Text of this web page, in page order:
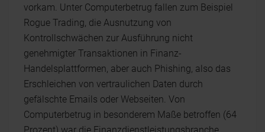
vorkam. Unter Computerbetrug fallen zum Beispiel
Rogue Trading, die Ausnutzung von
Kontrollschwächen zur Ausführung nicht
genehmigter Transaktionen in Finanz-
Handelsplattformen, aber auch Phishing, also das
Erschleichen von vertraulichen Daten durch
gefälschte Emails oder Webseiten. Von
Computerbetrug in besonderem Maße betroffen (64
Prozent) war die Finanzdienstleistungsbranche.